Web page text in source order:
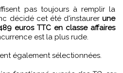
pas toujours à remplir la
décidé cet été d'instaurer une
euros TTC en classe affaires
est la plus rude.
également sélectionnées.